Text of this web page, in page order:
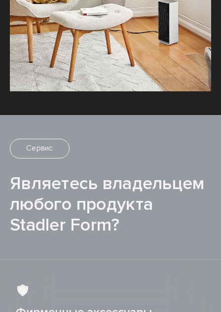
Сервис
Являетесь владельцем
любого продукта
Stadler Form?